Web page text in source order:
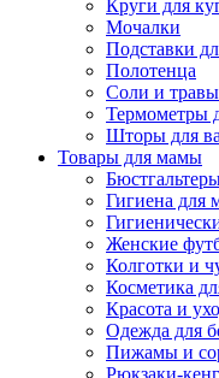
Круги для
Мочалки
Подставки
Полотенца
Соли и
Термометры
Шторы для
Товары для мамы
Гигиена для
Женские
Колготки и
Косметика
Красота и
Одежда для
Пижамы и
Рюкзаки-